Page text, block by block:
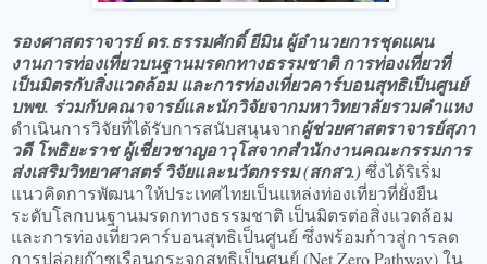
รองศาสตราจารย์ ดร.ธรรมศักดิ์ ยีมิน ผู้อำนวยการชุดแผน
งานการท่องเที่ยวบนฐานมรดกทางธรรมชาติ การท่องเที่ยวที่
เป็นมิตรกับสิ่งแวดล้อม และการท่องเที่ยวคาร์บอนสุทธิเป็นศูนย์
บพข. ร่วมกับคณาจารย์และนักวิจัยจากมหาวิทยาลัยรามคำแหง
ดำเนินการวิจัยที่ได้รับการสนับสนุนจากผู้ช่วยศาสตราจารย์สุภา
วดี โพธิยะราช ผู้เชี่ยวชาญอาวุโสจากสำนักงานคณะกรรมการ
ส่งเสริมวิทยาศาสตร์ วิจัยและนวัตกรรม (สกสว.)ซึ่งได้ริเริ่ม
แนวคิดการพัฒนาให้ประเทศไทยเป็นแหล่งท่องเที่ยวที่ยั่งยืน
ระดับโลกบนฐานมรดกทางธรรมชาติ เป็นมิตรต่อสิ่งแวดล้อม
และการท่องเที่ยวคาร์บอนสุทธิเป็นศูนย์ ซึ่งพร้อมก้าวสู่การลด
การปล่อยก๊าซเรือนกระจกสุทธิเป็นศูนย์ (Net Zero Pathway) ใน